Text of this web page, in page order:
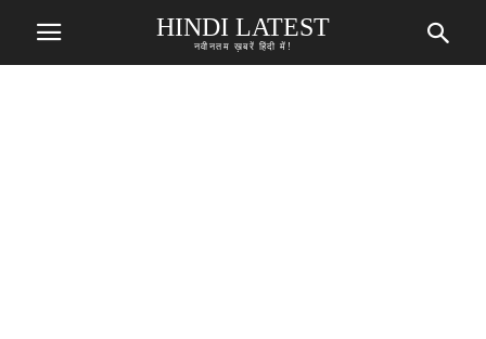
HINDI LATEST
नवीनतम ख़बरें हिंदी में!